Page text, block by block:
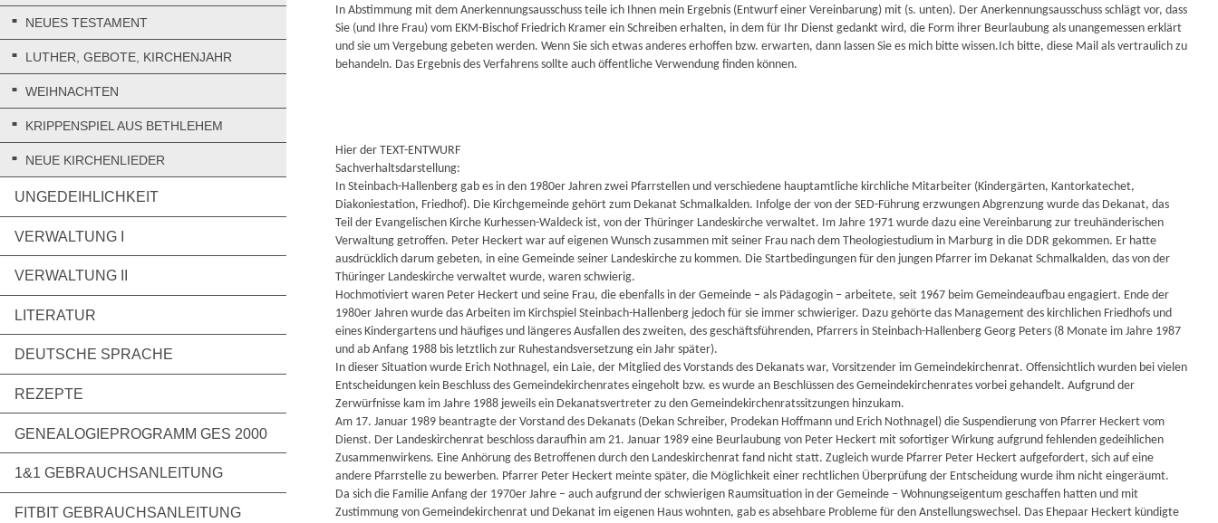
NEUES TESTAMENT
LUTHER, GEBOTE, KIRCHENJAHR
WEIHNACHTEN
KRIPPENSPIEL AUS BETHLEHEM
NEUE KIRCHENLIEDER
UNGEDEIHLICHKEIT
VERWALTUNG I
VERWALTUNG II
LITERATUR
DEUTSCHE SPRACHE
REZEPTE
GENEALOGIEPROGRAMM GES 2000
1&1 GEBRAUCHSANLEITUNG
FITBIT GEBRAUCHSANLEITUNG
In Abstimmung mit dem Anerkennungsausschuss teile ich Ihnen mein Ergebnis (Entwurf einer Vereinbarung) mit (s. unten). Der Anerkennungsausschuss schlägt vor, dass
Sie (und Ihre Frau) vom EKM-Bischof Friedrich Kramer ein Schreiben erhalten, in dem für Ihr Dienst gedankt wird, die Form ihrer Beurlaubung als unangemessen erklärt
und sie um Vergebung gebeten werden. Wenn Sie sich etwas anderes erhoffen bzw. erwarten, dann lassen Sie es mich bitte wissen.Ich bitte, diese Mail als vertraulich zu
behandeln. Das Ergebnis des Verfahrens sollte auch öffentliche Verwendung finden können.
Hier der TEXT-ENTWURF
Sachverhaltsdarstellung:
In Steinbach-Hallenberg gab es in den 1980er Jahren zwei Pfarrstellen und verschiedene hauptamtliche kirchliche Mitarbeiter (Kindergärten, Kantorkatechet,
Diakoniestation, Friedhof). Die Kirchgemeinde gehört zum Dekanat Schmalkalden. Infolge der von der SED-Führung erzwungen Abgrenzung wurde das Dekanat, das
Teil der Evangelischen Kirche Kurhessen-Waldeck ist, von der Thüringer Landeskirche verwaltet. Im Jahre 1971 wurde dazu eine Vereinbarung zur treuhänderischen
Verwaltung getroffen. Peter Heckert war auf eigenen Wunsch zusammen mit seiner Frau nach dem Theologiestudium in Marburg in die DDR gekommen. Er hatte
ausdrücklich darum gebeten, in eine Gemeinde seiner Landeskirche zu kommen. Die Startbedingungen für den jungen Pfarrer im Dekanat Schmalkalden, das von der
Thüringer Landeskirche verwaltet wurde, waren schwierig.
Hochmotiviert waren Peter Heckert und seine Frau, die ebenfalls in der Gemeinde – als Pädagogin – arbeitete, seit 1967 beim Gemeindeaufbau engagiert. Ende der
1980er Jahren wurde das Arbeiten im Kirchspiel Steinbach-Hallenberg jedoch für sie immer schwieriger. Dazu gehörte das Management des kirchlichen Friedhofs und
eines Kindergartens und häufiges und längeres Ausfallen des zweiten, des geschäftsführenden, Pfarrers in Steinbach-Hallenberg Georg Peters (8 Monate im Jahre 1987
und ab Anfang 1988 bis letztlich zur Ruhestandsversetzung ein Jahr später).
In dieser Situation wurde Erich Nothnagel, ein Laie, der Mitglied des Vorstands des Dekanats war, Vorsitzender im Gemeindekirchenrat. Offensichtlich wurden bei vielen
Entscheidungen kein Beschluss des Gemeindekirchenrates eingeholt bzw. es wurde an Beschlüssen des Gemeindekirchenrates vorbei gehandelt. Aufgrund der
Zerwürfnisse kam im Jahre 1988 jeweils ein Dekanatsvertreter zu den Gemeindekirchenratssitzungen hinzukam.
Am 17. Januar 1989 beantragte der Vorstand des Dekanats (Dekan Schreiber, Prodekan Hoffmann und Erich Nothnagel) die Suspendierung von Pfarrer Heckert vom
Dienst. Der Landeskirchenrat beschloss daraufhin am 21. Januar 1989 eine Beurlaubung von Peter Heckert mit sofortiger Wirkung aufgrund fehlenden gedeihlichen
Zusammenwirkens. Eine Anhörung des Betroffenen durch den Landeskirchenrat fand nicht statt. Zugleich wurde Pfarrer Peter Heckert aufgefordert, sich auf eine
andere Pfarrstelle zu bewerben. Pfarrer Peter Heckert meinte später, die Möglichkeit einer rechtlichen Überprüfung der Entscheidung wurde ihm nicht eingeräumt.
Da sich die Familie Anfang der 1970er Jahre – auch aufgrund der schwierigen Raumsituation in der Gemeinde – Wohnungseigentum geschaffen hatten und mit
Zustimmung von Gemeindekirchenrat und Dekanat im eigenen Haus wohnten, gab es absehbare Probleme für den Anstellungswechsel. Das Ehepaar Heckert kündigte